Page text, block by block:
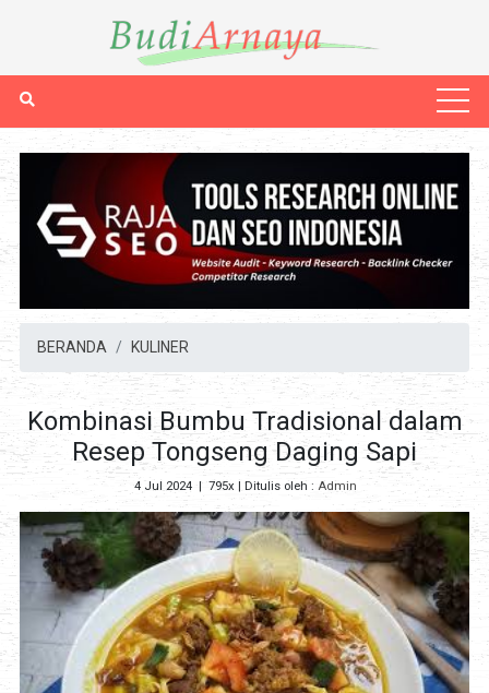
BERANDA KULINER
Kombinasi Bumbu Tradisional dalam
Resep Tongseng Daging Sapi
4 Jul 2024 795x | Ditulis oleh :Admin